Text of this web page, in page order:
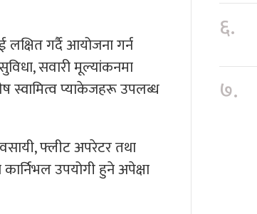
गर्दै आयोजना गर्न
सवारी मूल्यांकनमा
स्वामित्व प्याकेजहरू उपलब्ध
फ्लीट अपरेटर तथा
उपयोगी हुने अपेक्षा
६.
७.